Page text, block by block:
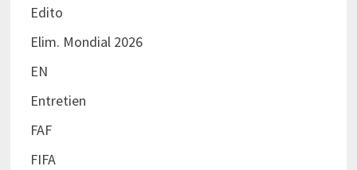
Edito
Elim. Mondial 2026
EN
Entretien
FAF
FIFA